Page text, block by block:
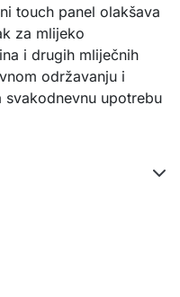
touch panel olakšava
za mlijeko
i drugih mliječnih
održavanju i
svakodnevnu upotrebu